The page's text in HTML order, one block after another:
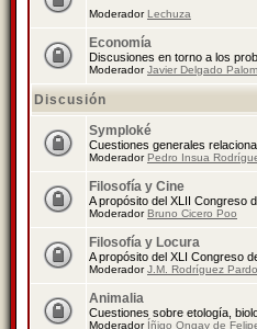
ModeradorLechuza
Economía
Discusiones en torno a los
ModeradorJavier Delgado
Discusión
Symploké
Cuestiones generales
ModeradorPedro Insua
Filosofía y Cine
A propósito del XLII Congreso
ModeradorBruno Cicero Poo
Filosofía y Locura
A propósito del XLI Congreso
ModeradorJ.M. Rodríguez Pardo
Animalia
Cuestiones sobre etología,
Moderador Íñigo Ongay de